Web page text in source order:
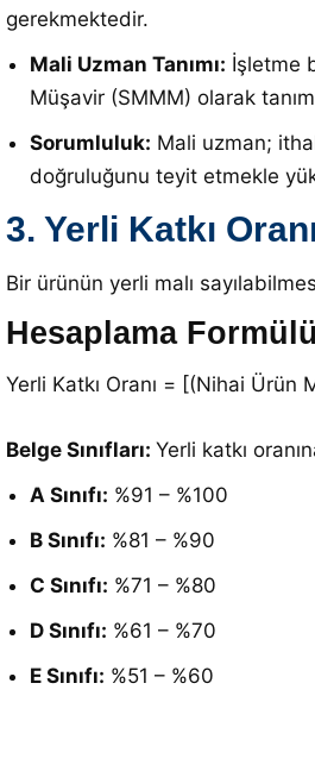
gerekmektedir.
Mali Uzman Tanımı: İşletme
Müşavir (SMMM) olarak
Sorumluluk: Mali uzman;
doğruluğunu teyit etmekle
3. Yerli Katkı
Bir ürünün yerli malı
Hesaplama
Yerli Katkı Oranı = [(Nihai
Belge Sınıfları: Yerli katkı
A Sınıfı: %91 – %100
B Sınıfı: %81 – %90
C Sınıfı: %71 – %80
D Sınıfı: %61 – %70
E Sınıfı: %51 – %60